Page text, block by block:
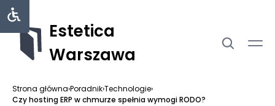
Estetica
Warszawa
Strona główna›Poradnik›Technologie›
Czy hosting ERP w chmurze spełnia wymogi RODO?